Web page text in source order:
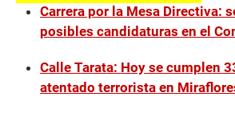
Carrera por la Mesa Directiva:
posibles candidaturas en el
Calle Tarata: Hoy se cumplen
atentado terrorista en